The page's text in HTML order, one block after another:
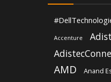
Accenture
AMD Anand